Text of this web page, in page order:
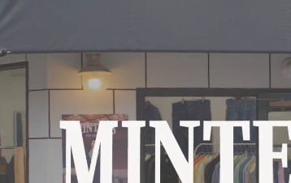
knit tie made in Germany
BLACK／オリジナル ドイツ製
シルク 100% ニットタイ ブラッ
ク 全長140cm 大剣幅6cm
¥22,000
【新
knit
NAVY
ルク
全